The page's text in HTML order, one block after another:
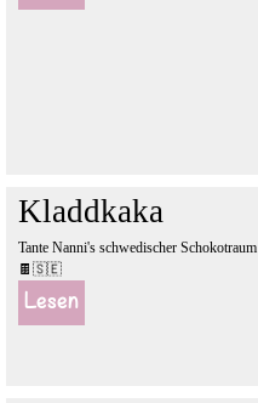
Kladdkaka
Tante Nanni's schwedischer Schokotraum
🍫🇸🇪
Lesen